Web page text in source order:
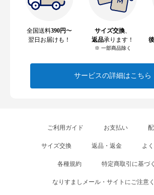
全国送料390円〜
翌日お届けも！
サイズ交換
返品承ります！
※ 一部商品除く
サービスの詳細はこちら
ご利用ガイド お支払い
サイズ交換 返品・返金 よ
各種規約 特定商取引に基づ
なりすましメール・サイトにご注意